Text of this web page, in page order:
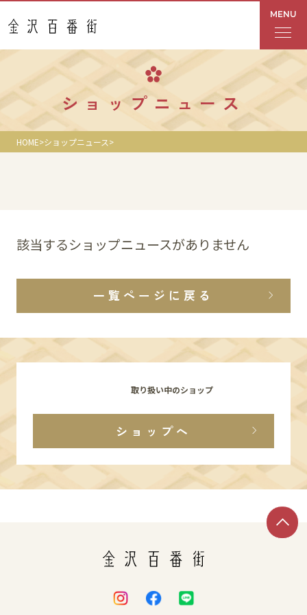
MENU
フロアガイド
あんと
Rinto
ショップニュース
イベント
館内サービス
施設からのお知らせ
スタッフ募集
ショップニュース
HOME ショップニュース
該当するショップニュースがありません
一覧ページに戻る
取り扱い中のショップ
ショップへ